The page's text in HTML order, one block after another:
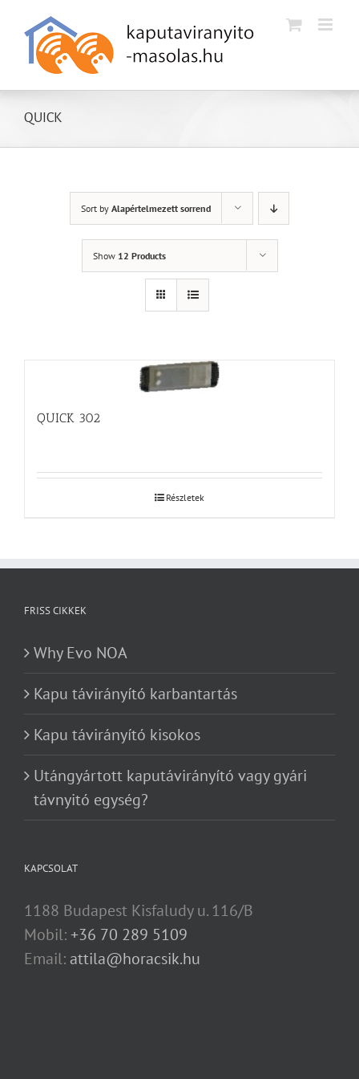
Kihagyás
QUICK
Sort by Alapértelmezett sorrend
Show 12 Products
QUICK 302
Részletek
FRISS CIKKEK
Why Evo NOA
Kapu távirányító karbantartás
Kapu távirányító kisokos
Utángyártott kaputávirányító vagy gyári
távnyitó egység?
KAPCSOLAT
1188 Budapest Kisfaludy u. 116/B
Mobil:+36 70 289 5109
Email: attila@horacsik.hu